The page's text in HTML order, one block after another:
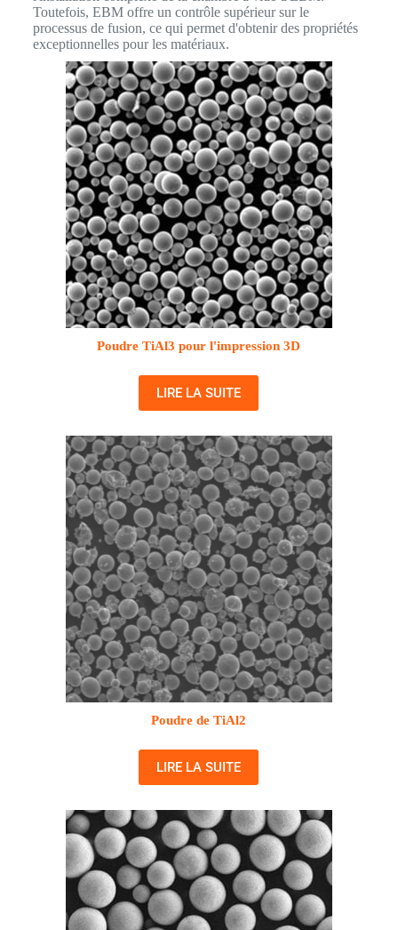
Toutefois, EBM offre un contrôle supérieur sur le
processus de fusion, ce qui permet d'obtenir des propriétés
exceptionnelles pour les matériaux.
Poudre TiAl3 pour l'impression 3D
LIRE LA SUITE
Poudre de TiAl2
LIRE LA SUITE